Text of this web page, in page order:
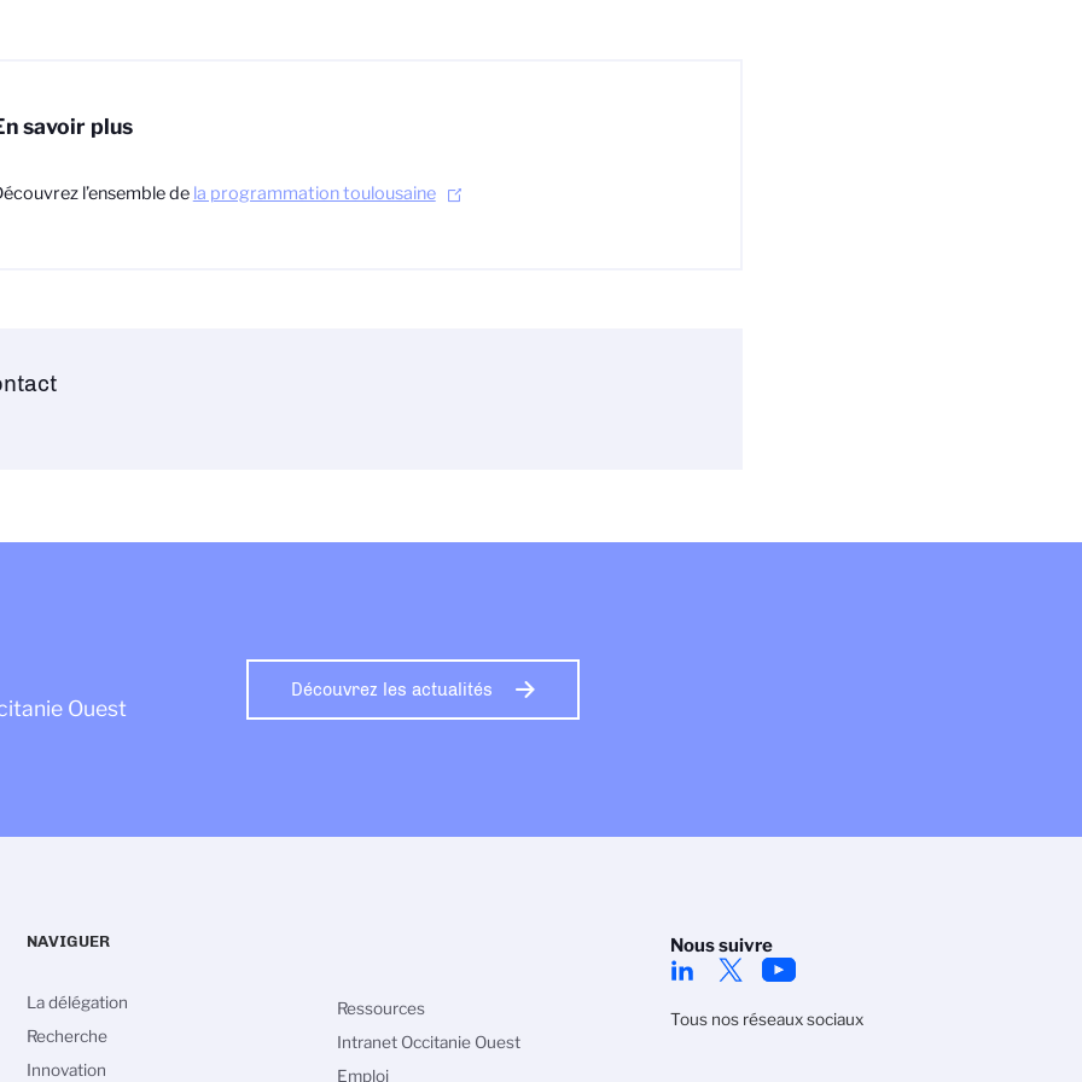
savoir plus
l’ensemble de la programmation toulousaine
Ouest
Découvrez les actualités
Nous suivre
Tous nos réseaux sociaux
NAVIGUER
La délégation
Recherche
Innovation
Ressources
Intranet Occitanie Ouest
Emploi